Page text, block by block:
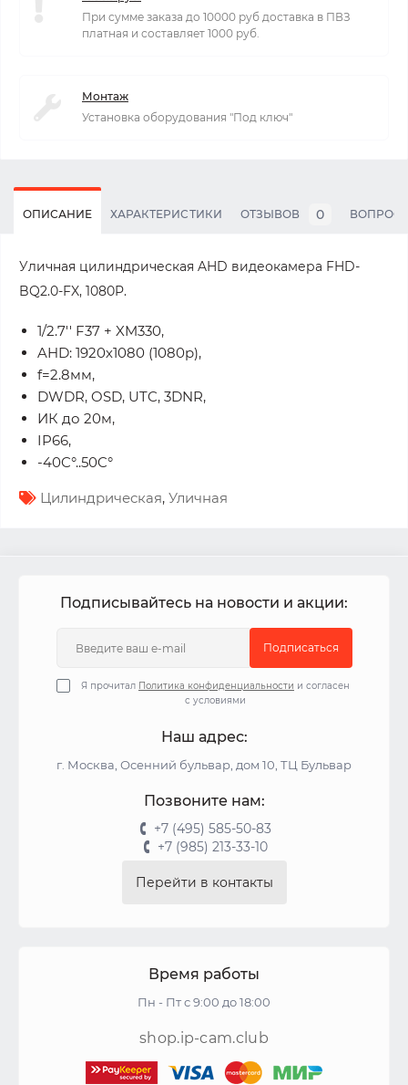
При сумме заказа до 10000 руб доставка в ПВЗ
платная и составляет 1000 руб.
Монтаж
Установка оборудования "Под ключ"
ОПИСАНИЕ ХАРАКТЕРИСТИКИ ОТЗЫВОВ 0
Уличная цилиндрическая AHD видеокамера FHD-
BQ2.0-FX, 1080P.
1/2.7'' F37 + XM330,
AHD: 1920х1080 (1080p),
f=2.8мм,
DWDR, OSD, UTC, 3DNR,
ИК до 20м,
IP66,
-40C°..50C°
Цилиндрическая, Уличная
Подписывайтесь на новости и акции:
Подписаться
Я прочитал Политика конфиденциальности и согласен
с условиями
Наш адрес:
г. Москва, Осенний бульвар, дом 10, ТЦ Бульвар
Позвоните нам:
+7 (495) 585-50-83
+7 (985) 213-33-10
Перейти в контакты
Время работы
Пн - Пт с 9:00 до 18:00
shop.ip-cam.club